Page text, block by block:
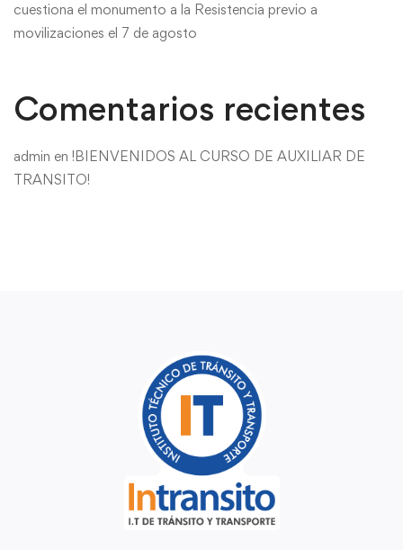
cuestiona el monumento a la Resistencia previo a
movilizaciones el 7 de agosto
Comentarios recientes
admin en !BIENVENIDOS AL CURSO DE AUXILIAR DE
TRANSITO!